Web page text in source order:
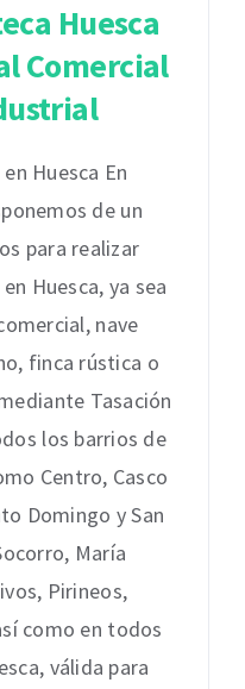
Huesca
Comercial
Huesca En
de un
para realizar
Huesca, ya sea
nave
finca rústica o
Tasación
los barrios de
Centro, Casco
Domingo y San
María
Pirineos,
como en todos
válida para